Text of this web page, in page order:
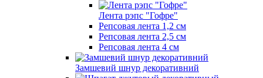
Лента рэпс "Гофре"
Репсовая лента 1,2 см
Репсовая лента 2,5 см
Репсовая лента 4 см
Замшевий шнур декоративний